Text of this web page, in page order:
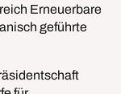
Erneuerbare
geführte